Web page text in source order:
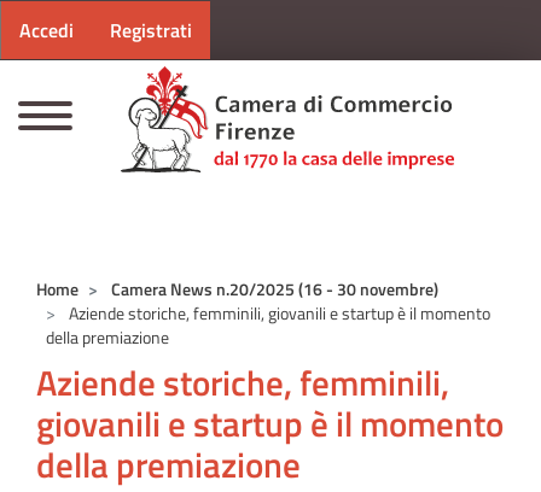
Menu profilo utente
Accedi Registrati
Home
Camera News n.20/2025 (16 - 30 novembre)
Aziende storiche, femminili, giovanili e startup è il momento
della premiazione
Aziende storiche, femminili,
giovanili e startup è il momento
della premiazione